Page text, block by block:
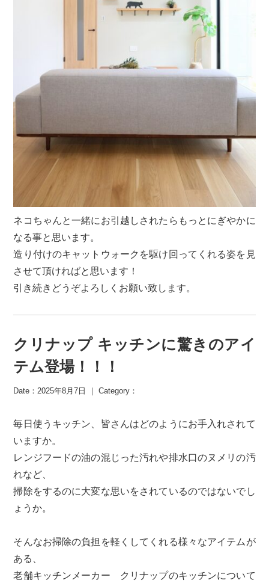
ネコちゃんと一緒にお引越しされたらもっとにぎやかに
なる事と思います。
造り付けのキャットウォークを駆け回ってくれる姿を見
させて頂ければと思います！
引き続きどうぞよろしくお願い致します。
クリナップ キッチンに驚きのアイ
テム登場！！！
Date：2025年8月7日 ｜ Category：
毎日使うキッチン、皆さんはどのようにお手入れされて
いますか。
レンジフードの油の混じった汚れや排水口のヌメリの汚
れなど、
掃除をするのに大変な思いをされているのではないでし
ょうか。
そんなお掃除の負担を軽くしてくれる様々なアイテムが
ある、
老舗キッチンメーカー クリナップのキッチンについて